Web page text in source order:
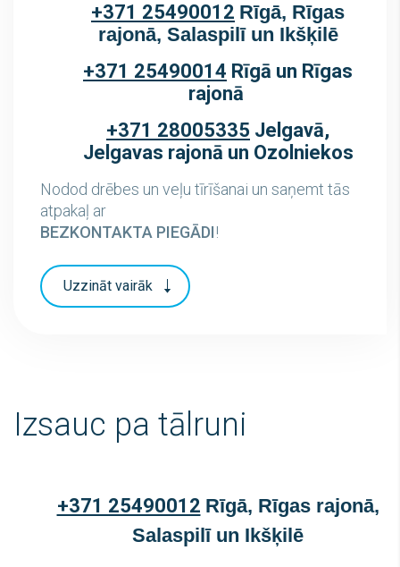
+371 25490012 Rīgā, Rīgas
rajonā, Salaspilī un Ikšķilē
+371 25490014 Rīgā un Rīgas
rajonā
+371 28005335 Jelgavā,
Jelgavas rajonā un Ozolniekos
Nodod drēbes un veļu tīrīšanai un saņemt tās
atpakaļ ar
BEZKONTAKTA PIEGĀDI!
Uzzināt vairāk
Izsauc pa tālruni
+371 25490012 Rīgā, Rīgas rajonā,
Salaspilī un Ikšķilē